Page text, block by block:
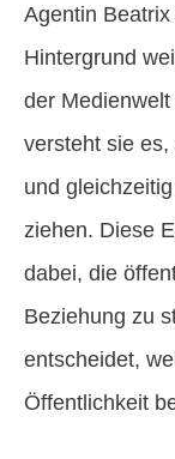
Agentin
Hintergrund
der
versteht sie
und
ziehen. Diese
dabei, die
Beziehung zu
entscheidet,
Öffentlichkeit